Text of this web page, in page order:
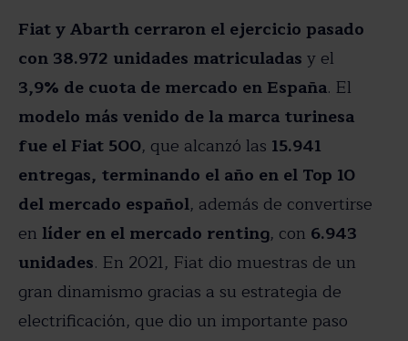
Fiat y Abarth cerraron el ejercicio pasado
con 38.972 unidades matriculadas y el
3,9% de cuota de mercado en España. El
modelo más venido de la marca turinesa
fue el Fiat 500, que alcanzó las 15.941
entregas, terminando el año en el Top 10
del mercado español, además de convertirse
en líder en el mercado renting, con 6.943
unidades. En 2021, Fiat dio muestras de un
gran dinamismo gracias a su estrategia de
electrificación, que dio un importante paso